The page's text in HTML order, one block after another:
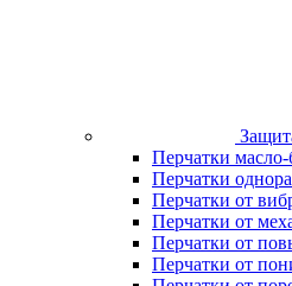
Перчатки масло-
Перчатки
Перчатки от
Перчатки от
Перчатки от
Перчатки от